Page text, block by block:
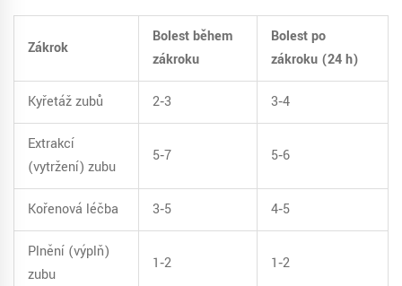
Zákrok
Bolest během
zákroku
Bolest po
zákroku (24 h)
Kyřetáž zubů 2‑3 3‑4
Extrakcí
(vytržení) zubu
5‑7 5‑6
Kořenová léčba 3‑5 4‑5
Plnění (výplň)
zubu
1‑2 1‑2